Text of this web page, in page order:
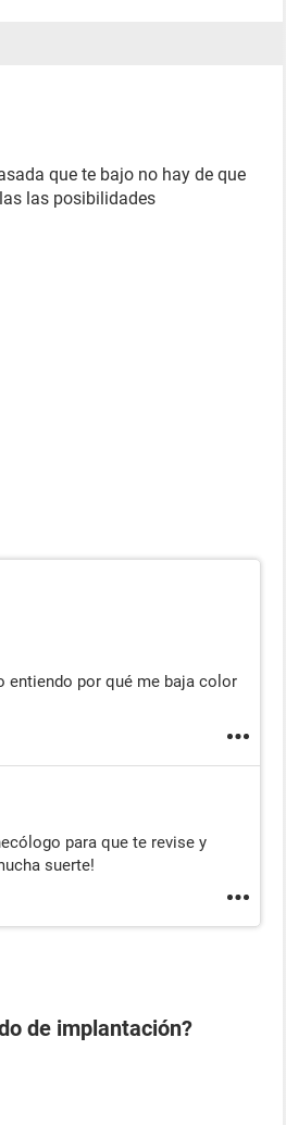
que te bajo no hay de que
las posibilidades
entiendo por qué me baja color
para que te revise y
suerte!
de implantación?